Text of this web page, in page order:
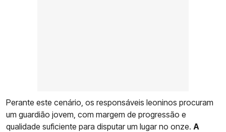
Perante este cenário, os responsáveis leoninos procuram
um guardião jovem, com margem de progressão e
qualidade suficiente para disputar um lugar no onze. A